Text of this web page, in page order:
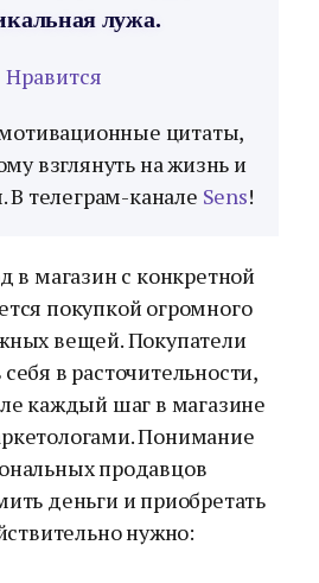
лужа.
Нравится
цитаты,
взглянуть на жизнь и
В телеграм-канале Sens!
в магазин с конкретной
покупкой огромного
вещей. Покупатели
в расточительности,
каждый шаг в магазине
Понимание
продавцов
деньги и приобретать
нужно: